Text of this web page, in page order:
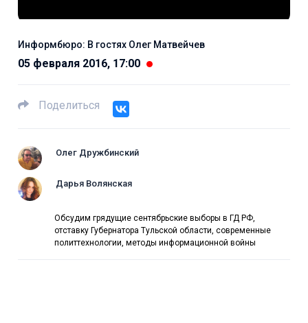
Информбюро: В гостях Олег Матвейчев
05 февраля 2016, 17:00
Поделиться
Олег Дружбинский
Дарья Волянская
Обсудим грядущие сентябрьские выборы в ГД РФ,
отставку Губернатора Тульской области, современные
политтехнологии, методы информационной войны